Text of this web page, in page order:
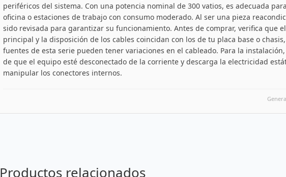
periféricos del sistema. Con una potencia nominal de 300 vatios, es adecuada
oficina o estaciones de trabajo con consumo moderado. Al ser una pieza
sido revisada para garantizar su funcionamiento. Antes de comprar, verifica que
principal y la disposición de los cables coincidan con los de tu placa base o
fuentes de esta serie pueden tener variaciones en el cableado. Para la
de que el equipo esté desconectado de la corriente y descarga la electricidad
manipular los conectores internos.
Productos relacionados